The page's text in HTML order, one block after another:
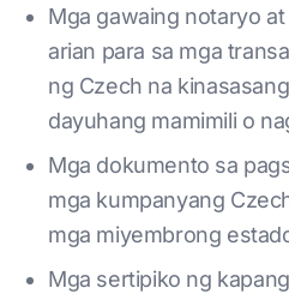
Mga gawaing notaryo
arian para sa mga
ng Czech na
dayuhang mamimili o
Mga dokumento sa
mga kumpanyang
mga miyembrong
Mga sertipiko ng